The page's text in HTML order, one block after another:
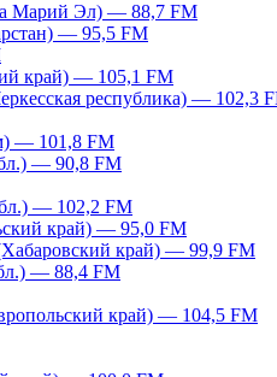
Марий Эл) — 88,7 FM
— 95,5 FM
край) — 105,1 FM
республика) — 102,3
— 101,8 FM
— 90,8 FM
— 102,2 FM
край) — 95,0 FM
край) — 99,9 FM
— 88,4 FM
край) — 104,5 FM